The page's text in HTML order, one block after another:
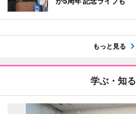
もっと見る
学ぶ・知る